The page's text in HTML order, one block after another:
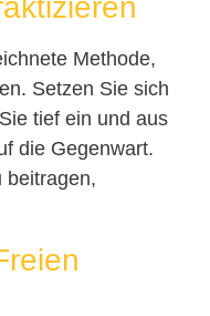
Methode,
Setzen Sie sich
tief ein und aus
die Gegenwart.
beitragen,